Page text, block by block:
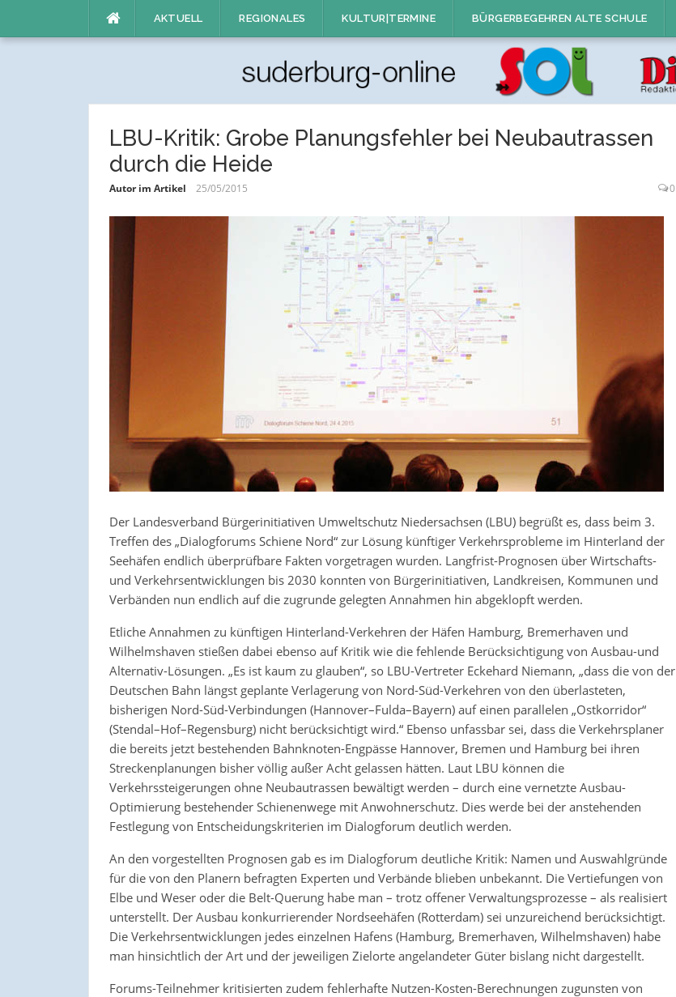
AKTUELL REGIONALES KULTUR|TERMINE BÜRGERBEGEHREN ALTE SCHULE
LBU-Kritik: Grobe Planungsfehler bei Neubautrassen
durch die Heide
Autor im Artikel 25/05/2015 0
Der Landesverband Bürgerinitiativen Umweltschutz Niedersachsen (LBU) begrüßt es, dass beim 3.
Treffen des „Dialogforums Schiene Nord“ zur Lösung künftiger Verkehrsprobleme im Hinterland der
Seehäfen endlich überprüfbare Fakten vorgetragen wurden. Langfrist-Prognosen über Wirtschafts-
und Verkehrsentwicklungen bis 2030 konnten von Bürgerinitiativen, Landkreisen, Kommunen und
Verbänden nun endlich auf die zugrunde gelegten Annahmen hin abgeklopft werden.
Etliche Annahmen zu künftigen Hinterland-Verkehren der Häfen Hamburg, Bremerhaven und
Wilhelmshaven stießen dabei ebenso auf Kritik wie die fehlende Berücksichtigung von Ausbau-und
Alternativ-Lösungen. „Es ist kaum zu glauben“, so LBU-Vertreter Eckehard Niemann, „dass die von der
Deutschen Bahn längst geplante Verlagerung von Nord-Süd-Verkehren von den überlasteten,
bisherigen Nord-Süd-Verbindungen (Hannover–Fulda–Bayern) auf einen parallelen „Ostkorridor“
(Stendal–Hof–Regensburg) nicht berücksichtigt wird.“ Ebenso unfassbar sei, dass die Verkehrsplaner
die bereits jetzt bestehenden Bahnknoten-Engpässe Hannover, Bremen und Hamburg bei ihren
Streckenplanungen bisher völlig außer Acht gelassen hätten. Laut LBU können die
Verkehrssteigerungen ohne Neubautrassen bewältigt werden – durch eine vernetzte Ausbau-
Optimierung bestehender Schienenwege mit Anwohnerschutz. Dies werde bei der anstehenden
Festlegung von Entscheidungskriterien im Dialogforum deutlich werden.
An den vorgestellten Prognosen gab es im Dialogforum deutliche Kritik: Namen und Auswahlgründe
für die von den Planern befragten Experten und Verbände blieben unbekannt. Die Vertiefungen von
Elbe und Weser oder die Belt-Querung habe man – trotz offener Verwaltungsprozesse – als realisiert
unterstellt. Der Ausbau konkurrierender Nordseehäfen (Rotterdam) sei unzureichend berücksichtigt.
Die Verkehrsentwicklungen jedes einzelnen Hafens (Hamburg, Bremerhaven, Wilhelmshaven) habe
man hinsichtlich der Art und der jeweiligen Zielorte angelandeter Güter bislang nicht dargestellt.
Forums-Teilnehmer kritisierten zudem fehlerhafte Nutzen-Kosten-Berechnungen zugunsten von